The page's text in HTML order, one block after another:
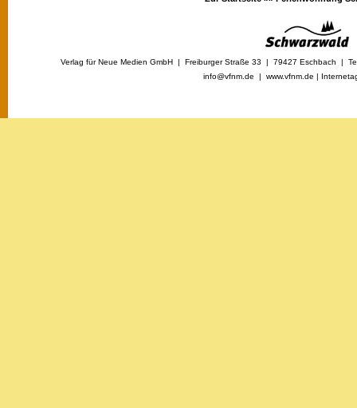
Verlag für Neue Medien GmbH | Freiburger Straße 33 | 79427 Eschbach |
info@vfnm.de | www.vfnm.de |